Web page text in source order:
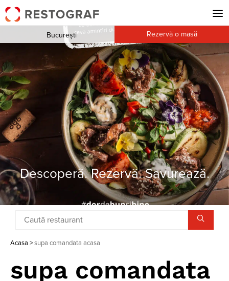
Descoperă. Rezervă. Savurează.
București Rezervă o masă
Acasa >supa comandata acasa
supa comandata